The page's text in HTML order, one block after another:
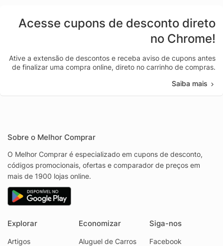
Acesse cupons de desconto direto
no Chrome!
Ative a extensão de descontos e receba aviso de cupons antes
de finalizar uma compra online, direto no carrinho de compras.
Saiba mais
Sobre o Melhor Comprar
O Melhor Comprar é especializado em cupons de desconto,
códigos promocionais, ofertas e comparador de preços em
mais de 1900 lojas online.
Explorar
Artigos
Economizar
Aluguel de Carros
Siga-nos
Facebook